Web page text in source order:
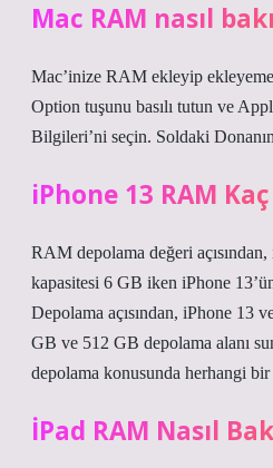
Mac RAM nasıl
Mac’inize RAM ekleyip
Option tuşunu basılı tutun ve
Bilgileri’ni seçin. Soldaki
iPhone 13 RAM Kaç
RAM depolama değeri
kapasitesi 6 GB iken iPhone
Depolama açısından, iPhone 13
GB ve 512 GB depolama alanı
depolama konusunda herhangi bir
İPad RAM Nasıl